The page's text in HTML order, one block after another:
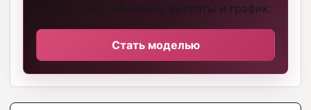
вопросы про обучение, выплаты и график.
Стать моделью